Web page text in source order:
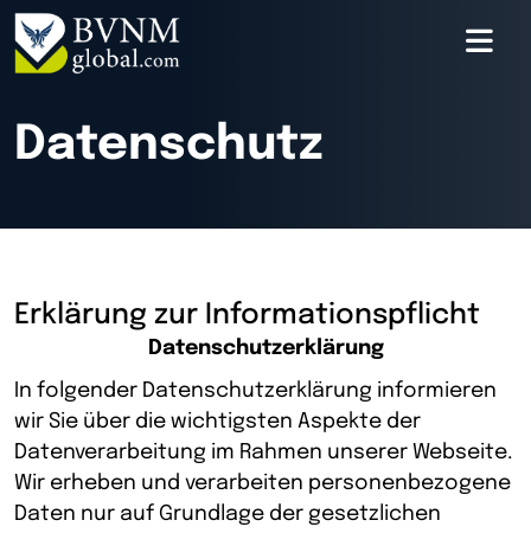
Datenschutz
Erklärung zur Informationspflicht
Datenschutzerklärung
In folgender Datenschutzerklärung informieren
wir Sie über die wichtigsten Aspekte der
Datenverarbeitung im Rahmen unserer Webseite.
Wir erheben und verarbeiten personenbezogene
Daten nur auf Grundlage der gesetzlichen